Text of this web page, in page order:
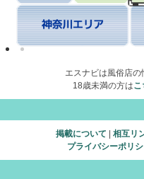
エスナビは風俗店の
18歳未満の方はこ
掲載について 相互リ
プライバシーポリ